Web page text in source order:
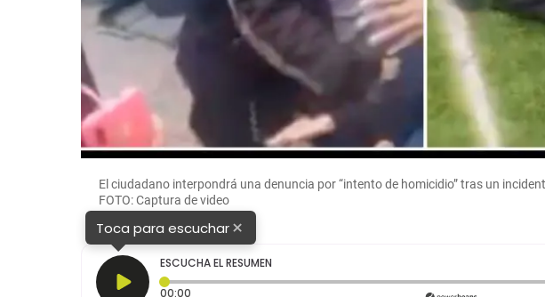
El ciudadano interpondrá una denuncia por “intento de homicidio” tras un
FOTO: Captura de video
Toca para escuchar×
ESCUCHA EL RESUMEN
00:00